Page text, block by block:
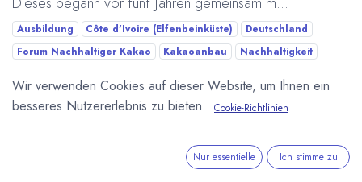
Ausbildung Côte d'Ivoire (Elfenbeinküste)
Deutschland
Forum Nachhaltiger Kakao
Kakaoanbau
Nachhaltigkeit
Mehr lesen
Wir verwenden Cookies auf dieser Website, um Ihnen ein
besseres Nutzererlebnis zu bieten.
Cookie-Richtlinien
Nur essentielle Ich stimme zu